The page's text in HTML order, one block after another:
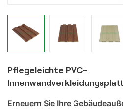
Pflegeleichte PVC-
Erneuern Sie Ihre